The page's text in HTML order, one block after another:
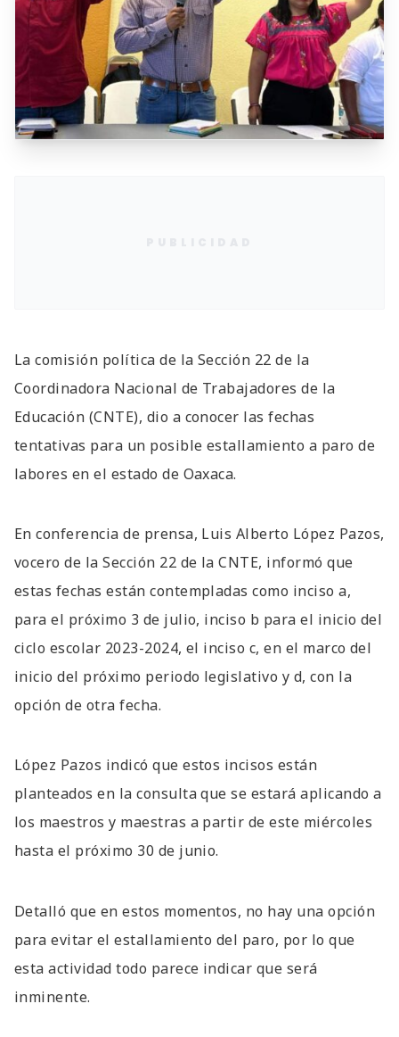
La comisión política de la Sección 22 de la
Coordinadora Nacional de Trabajadores de la
Educación (CNTE), dio a conocer las fechas
tentativas para un posible estallamiento a paro de
labores en el estado de Oaxaca.
En conferencia de prensa, Luis Alberto López Pazos,
vocero de la Sección 22 de la CNTE, informó que
estas fechas están contempladas como inciso a,
para el próximo 3 de julio, inciso b para el inicio del
ciclo escolar 2023-2024, el inciso c, en el marco del
inicio del próximo periodo legislativo y d, con la
opción de otra fecha.
López Pazos indicó que estos incisos están
planteados en la consulta que se estará aplicando a
los maestros y maestras a partir de este miércoles
hasta el próximo 30 de junio.
Detalló que en estos momentos, no hay una opción
para evitar el estallamiento del paro, por lo que
esta actividad todo parece indicar que será
inminente.